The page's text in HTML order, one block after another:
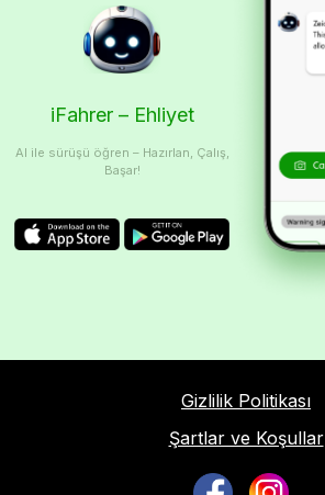
iFahrer – Ehliyet
AI ile sürüşü öğren – Hazırlan, Çalış,
Başar!
Gizlilik Politikası
Şartlar ve Koşullar